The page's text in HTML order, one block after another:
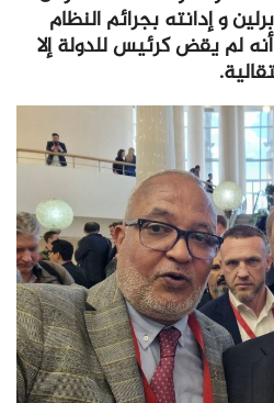
و إدانته بجرائم النظام
لم يقض كرئيس للدولة إلا